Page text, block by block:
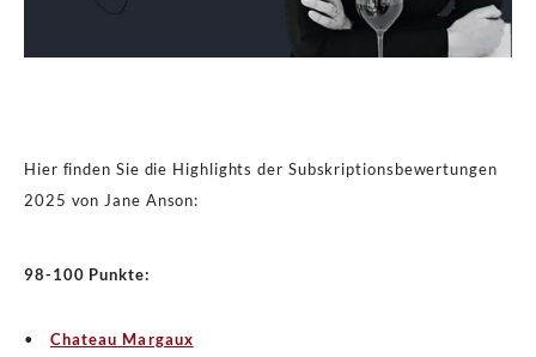
Hier finden Sie die Highlights der Subskriptionsbewertungen
2025 von Jane Anson:
98-100 Punkte:
Chateau Margaux